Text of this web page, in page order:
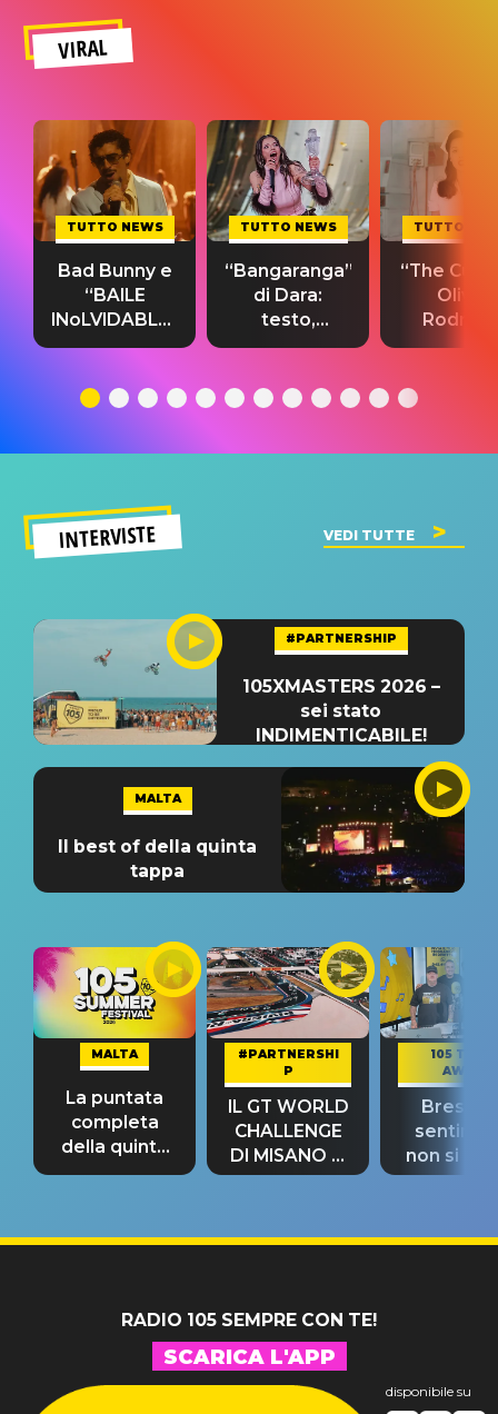
VIRAL
TUTTO NEWS
Bad Bunny e
“BAILE
INoLVIDABLE”:
testo,
significato
TUTTO NEWS
“Bangaranga”
di Dara:
testo,
traduzione e
del singolo
TUTTO
“The
Olivia
testo,
INTERVISTE VEDI TUTTE
#PARTNERSHIP
105XMASTERS 2026 –
sei stato
INDIMENTICABILE!
MALTA
Il best of della quinta
tappa
MALTA
La puntata
completa
della quinta
tappa
#PARTNERSHI
P
IL GT WORLD
CHALLENGE
DI MISANO si
riconferma
105 TAKE
AWAY
Bresh:
non si
fino alla
RADIO 105 SEMPRE CON TE!
SCARICA L'APP
disponibile su